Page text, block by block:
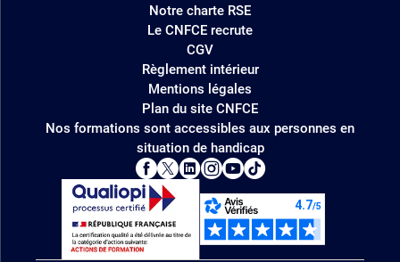
Notre charte RSE
Le CNFCE recrute
CGV
Règlement intérieur
Mentions légales
Plan du site CNFCE
Nos formations sont accessibles aux personnes en
situation de handicap